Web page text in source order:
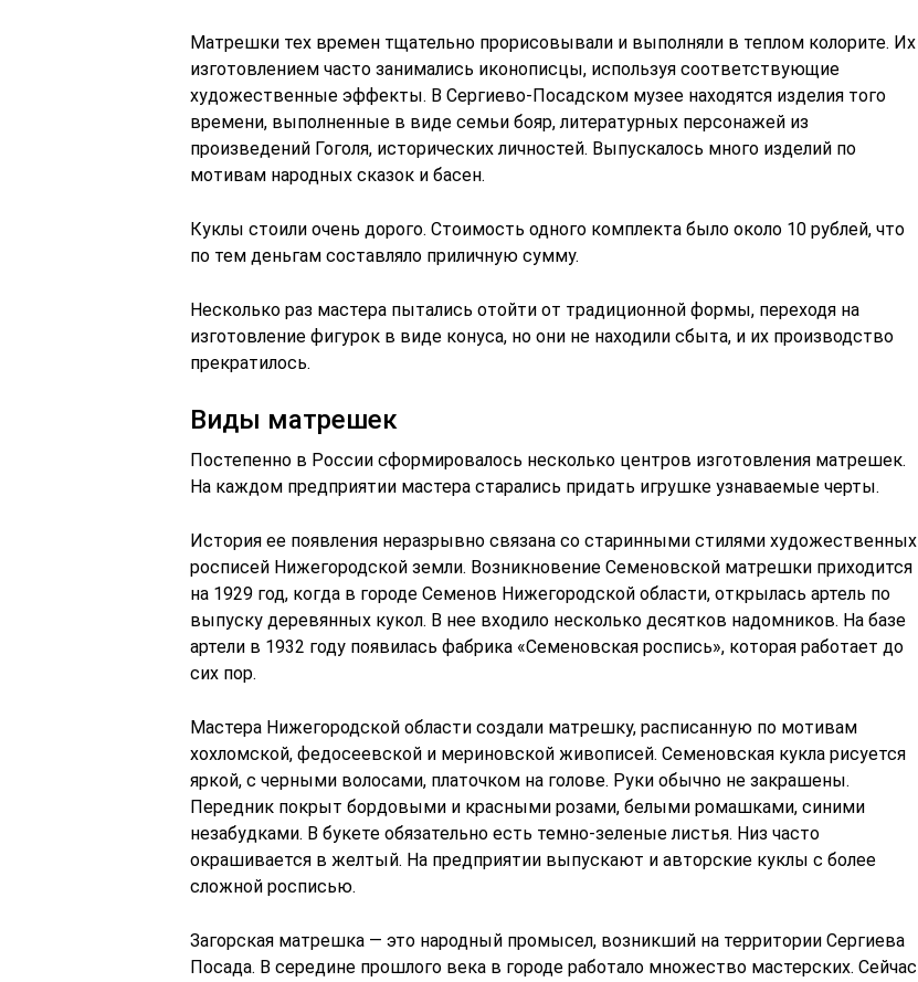
Матрешки тех времен тщательно прорисовывали и выполняли в теплом колорите. Их
изготовлением часто занимались иконописцы, используя соответствующие
художественные эффекты. В Сергиево-Посадском музее находятся изделия того
времени, выполненные в виде семьи бояр, литературных персонажей из
произведений Гоголя, исторических личностей. Выпускалось много изделий по
мотивам народных сказок и басен.
Куклы стоили очень дорого. Стоимость одного комплекта было около 10 рублей, что
по тем деньгам составляло приличную сумму.
Несколько раз мастера пытались отойти от традиционной формы, переходя на
изготовление фигурок в виде конуса, но они не находили сбыта, и их производство
прекратилось.
Виды матрешек
Постепенно в России сформировалось несколько центров изготовления матрешек.
На каждом предприятии мастера старались придать игрушке узнаваемые черты.
История ее появления неразрывно связана со старинными стилями художественных
росписей Нижегородской земли. Возникновение Семеновской матрешки приходится
на 1929 год, когда в городе Семенов Нижегородской области, открылась артель по
выпуску деревянных кукол. В нее входило несколько десятков надомников. На базе
артели в 1932 году появилась фабрика «Семеновская роспись», которая работает до
сих пор.
Мастера Нижегородской области создали матрешку, расписанную по мотивам
хохломской, федосеевской и мериновской живописей. Семеновская кукла рисуется
яркой, с черными волосами, платочком на голове. Руки обычно не закрашены.
Передник покрыт бордовыми и красными розами, белыми ромашками, синими
незабудками. В букете обязательно есть темно-зеленые листья. Низ часто
окрашивается в желтый. На предприятии выпускают и авторские куклы с более
сложной росписью.
Загорская матрешка — это народный промысел, возникший на территории Сергиева
Посада. В середине прошлого века в городе работало множество мастерских. Сейчас